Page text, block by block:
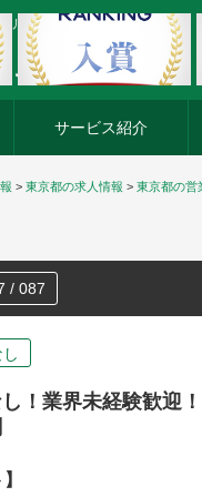
リア転職ならアージスジャパン
サービス紹介
> 東京都の求人情報 > 東京都の営
/ 087
し！業界未経験歓